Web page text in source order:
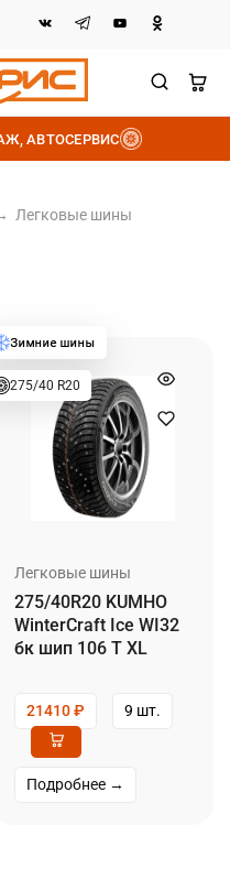
АВТОСЕРВИС
Легковые шины
275/40 R20
Легковые шины
275/40R20 KUMHO
WinterCraft Ice WI32
бк шип 106 T XL
21410₽ 9 шт.
Подробнее →